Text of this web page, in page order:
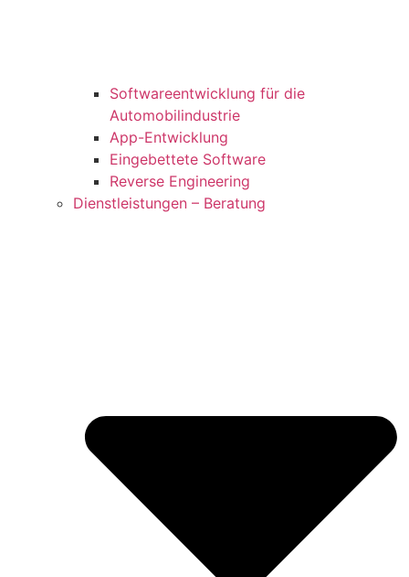
Softwareentwicklung für die
Automobilindustrie
App-Entwicklung
Eingebettete Software
Reverse Engineering
Dienstleistungen – Beratung